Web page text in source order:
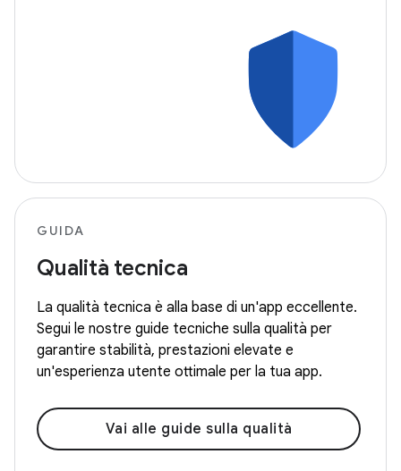
GUIDA
Qualità tecnica
La qualità tecnica è alla base di un'app eccellente.
Segui le nostre guide tecniche sulla qualità per
garantire stabilità, prestazioni elevate e
un'esperienza utente ottimale per la tua app.
Vai alle guide sulla qualità